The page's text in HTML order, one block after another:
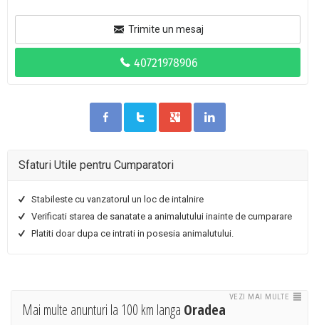
Trimite un mesaj
Sfaturi Utile pentru Cumparatori
Stabileste cu vanzatorul un loc de intalnire
Verificati starea de sanatate a animalutului inainte de cumparare
Platiti doar dupa ce intrati in posesia animalutului.
Mai multe anunturi la 100 km langa Oradea
VEZI MAI MULTE